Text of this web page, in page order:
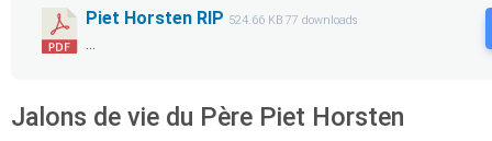
Piet Horsten RIP 524.66 KB 77 downloads
Jalons de vie du Père Piet Horsten